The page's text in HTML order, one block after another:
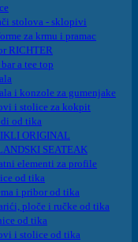
stolova - sklopivi
za krmu i pramac
RICHTER
a tee top
i konzole za gumenjake
i stolice za kokpit
od tika
ORIGINAL
SEATEAK
elementi za profile
od tika
i pribor od tika
ploče i ručke od tika
od tika
i stolice od tika